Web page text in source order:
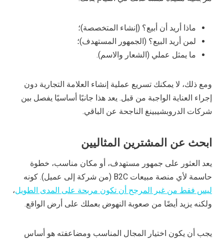
ماذا أريد أن أبيع؟ (إنشاء المتخصصة)؛
لمن أريد البيع؟ (الجمهور المستهدف)؛
ما يمثل عملي (الشعار والاسم).
ومع ذلك، لا يمكنك تسريع عملية إنشاء العلامة التجارية دون
إجراء العناية الواجبة من قبل. يعد هذا جانبًا أساسيًا يفصل بين
شركات الدروبشيبينغ الناجحة عن الباقي.
ابحث عن المشترين المثاليين
يعد العثور على جمهور مستهدف، أو مكان مناسب، خطوة
حاسمة لأي منصة مبيعات B2C (من شركة إلى عميل). كونه
ليس فقط من غير المرجح أن تكون مربحة على المدى الطويل،
ولكنه يزيد أيضًا من صعوبة النهوض بعملك على أرض الواقع.
يجب أن يكون اختيار المجال المناسب ومضاعفته هو أساس